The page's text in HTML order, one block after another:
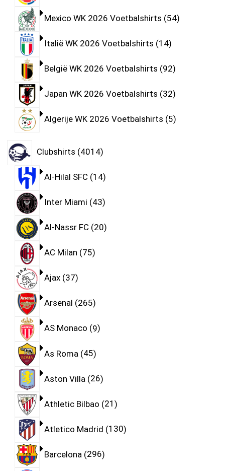
Mexico WK 2026 Voetbalshirts 54
Italië WK 2026 Voetbalshirts 14
België WK 2026 Voetbalshirts 92
Japan WK 2026 Voetbalshirts 32
Algerije WK 2026 Voetbalshirts 5
Clubshirts 4014
Al-Hilal SFC 14
Inter Miami 43
Al-Nassr FC 20
AC Milan 75
Ajax 37
Arsenal 265
AS Monaco 9
As Roma 45
Aston Villa 26
Athletic Bilbao 21
Atletico Madrid 130
Barcelona 296